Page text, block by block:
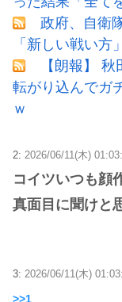
政府、自衛
「新しい戦い方
【朗報】
転がり込んでガ
ｗ
2: 2026/06/11(木)
コイツいつも顔
真面目に聞けと
3: 2026/06/11(木)
>>1